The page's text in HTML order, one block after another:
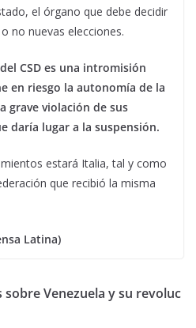
el órgano que debe decidir
no nuevas elecciones.
CSD es una intromisión
en riesgo la autonomía de la
grave violación de sus
daría lugar a la suspensión.
estará Italia, tal y como
que recibió la misma
Latina)
Venezuela y su revoluc